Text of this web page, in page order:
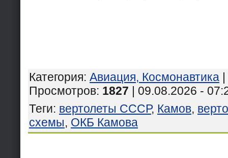
Категория: Авиация, Космонавтика |
Просмотров: 1827 | 09.08.2026 -
Теги: вертолеты СССР, Камов,
схемы, ОКБ Камова